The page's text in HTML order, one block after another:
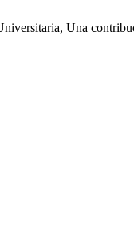
Una